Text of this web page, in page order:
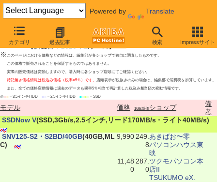
Powered by Translate
カテゴリ 過去記事 検索 Impressサイト
Kingston Technology SSD最安値上位ショップ
【調査日：2010年2月11日】
※ このページにおける価格などの情報は、編集部が各ショップで独自に調査したものです。
この価格で販売されることを保証するものではありません。
実際の販売価格は変動しますので、購入時に各ショップ店頭にてご確認ください。
特記無き価格情報は税込み価格（税率=5％）です。
店頭表示が税抜きのみの場合は、編集部で消費税を加算しています。
また、全ての価格変動情報は過去のデータも税率5％相当で再計算した税込み相当額の変動情報です。
※ ■■ ＝3.5インチHDD ■ ＝2.5インチHDD ■■■■ ＝SSD
モデル 価格 1GB単価ショップ
備
考
SSDNow V(SSD,3Gb/s,2.5インチ,リード170MB/s・ライト40MB/s)
SNV125-S2・S2BD/40GB(40GB,ML
C)
9,990 249.
8
あきばお〜零
パソコンハウス東
映
11,48
0
287.
0
ツクモパソコン本
店II
TSUKUMO eX.